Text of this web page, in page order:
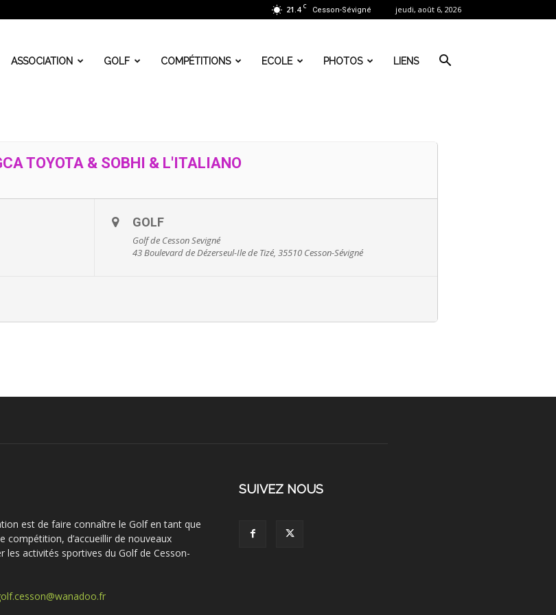
21.4 C Cesson-Sévigné jeudi, août 6, 2026
ASSOCIATION GOLF COMPÉTITIONS ECOLE PHOTOS LIENS
TOYOTA & SOBHI & L'ITALIANO
GOLF
Golf de Cesson Sevigné
43 Boulevard de Dézerseul-Ile de Tizé, 35510 Cesson-Sévigné
est de faire connaître le Golf en tant que
compétition, d’accueillir de nouveaux
les activités sportives du Golf de Cesson-
SUIVEZ NOUS